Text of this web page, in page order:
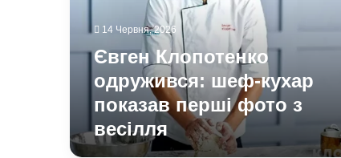
перші
весілля
14 Червня, 2026
Євген Клопотенко
одружився: шеф-кухар
показав перші фото з
весілля